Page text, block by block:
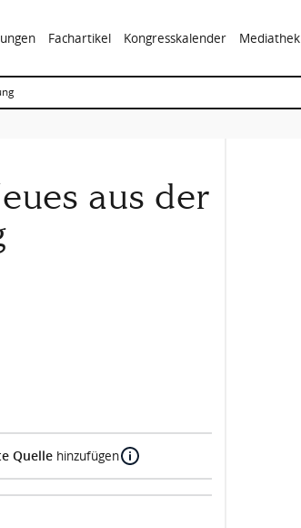
Fachartikel Kongresskalender Mediathek
aus der
Quellehinzufügen